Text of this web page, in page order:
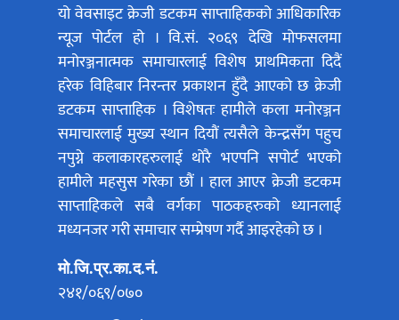
यो वेवसाइट क्रेजी डटकम साप्ताहिकको आधिकारिक
न्यूज पोर्टल हो । वि.सं. २०६९ देखि मोफसलमा
मनोरञ्जनात्मक समाचारलाई विशेष प्राथमिकता दिदैं
हरेक विहिबार निरन्तर प्रकाशन हुँदै आएको छ क्रेजी
डटकम साप्ताहिक । विशेषतः हामीले कला मनोरञ्जन
समाचारलाई मुख्य स्थान दियौं त्यसैले केन्द्रसँग पहुच
नपुग्ने कलाकारहरुलाई थोरै भएपनि सपोर्ट भएको
हामीले महसुस गरेका छौं । हाल आएर क्रेजी डटकम
साप्ताहिकले सबै वर्गका पाठकहरुको ध्यानलाई
मध्यनजर गरी समाचार सम्प्रेषण गर्दै आइरहेको छ ।
मो.जि.प्र.का.द.नं.
२४१/०६९/०७०